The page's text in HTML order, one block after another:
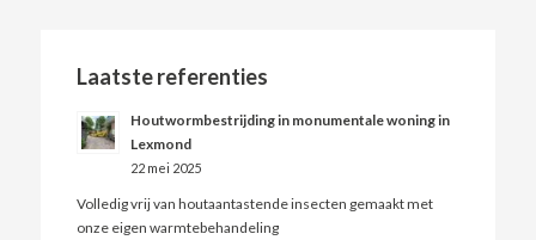
Laatste referenties
Houtwormbestrijding in monumentale woning in
Lexmond
22 mei 2025
Volledig vrij van houtaantastende insecten gemaakt met
onze eigen warmtebehandeling